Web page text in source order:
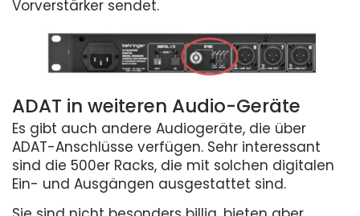
Vorverstärker sendet.
ADAT in weiteren Audio-Geräte
Es gibt auch andere Audiogeräte, die über
ADAT-Anschlüsse verfügen. Sehr interessant
sind die 500er Racks, die mit solchen digitalen
Ein- und Ausgängen ausgestattet sind.